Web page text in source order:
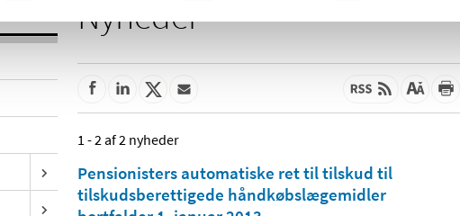
Nyheder
1 - 2 af 2 nyheder
Pensionisters automatiske ret til tilskud til
tilskudsberettigede håndkøbslægemidler